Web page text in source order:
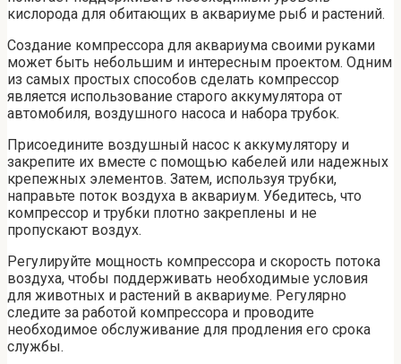
кислорода для обитающих в аквариуме рыб и растений.
Создание компрессора для аквариума своими руками
может быть небольшим и интересным проектом. Одним
из самых простых способов сделать компрессор
является использование старого аккумулятора от
автомобиля, воздушного насоса и набора трубок.
Присоедините воздушный насос к аккумулятору и
закрепите их вместе с помощью кабелей или надежных
крепежных элементов. Затем, используя трубки,
направьте поток воздуха в аквариум. Убедитесь, что
компрессор и трубки плотно закреплены и не
пропускают воздух.
Регулируйте мощность компрессора и скорость потока
воздуха, чтобы поддерживать необходимые условия
для животных и растений в аквариуме. Регулярно
следите за работой компрессора и проводите
необходимое обслуживание для продления его срока
службы.